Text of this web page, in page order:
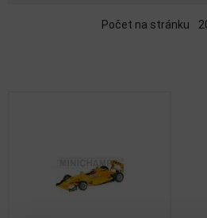
Počet na stránku